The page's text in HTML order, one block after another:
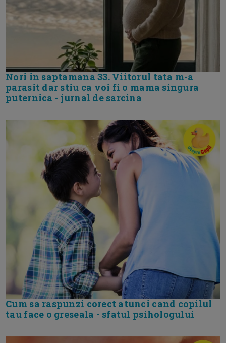
Nori in saptamana 33. Viitorul tata m-a
parasit dar stiu ca voi fi o mama singura
puternica - jurnal de sarcina
Cum sa raspunzi corect atunci cand copilul
tau face o greseala - sfatul psihologului